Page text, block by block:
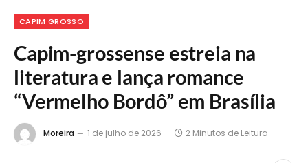
CAPIM GROSSO
Capim-grossense estreia na
literatura e lança romance
“Vermelho Bordô” em Brasília
Moreira 1 de julho de 2026 2 Minutos de Leitura